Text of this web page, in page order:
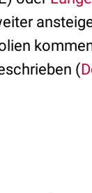
(